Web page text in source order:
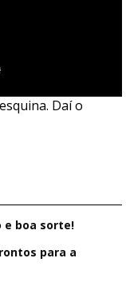
Daí o
e boa sorte!
para a